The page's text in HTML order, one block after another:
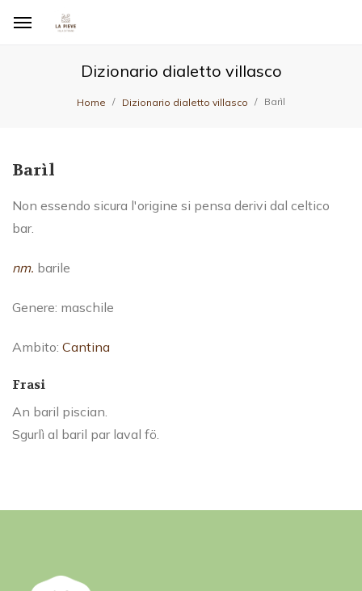
Dizionario dialetto villasco
Home Dizionario dialetto villasco Barìl
Barìl
Non essendo sicura l'origine si pensa derivi dal celtico
bar.
nm. barile
Genere: maschile
Ambito: Cantina
Frasi
An baril piscian.
Sgurlì al baril par laval fö.